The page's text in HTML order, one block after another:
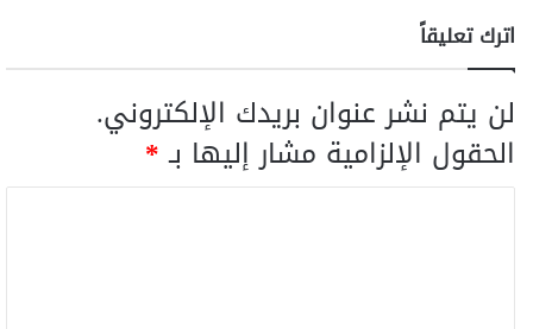
اترك تعليقاً
لن يتم نشر عنوان بريدك الإلكتروني.
الحقول الإلزامية مشار إليها بـ*